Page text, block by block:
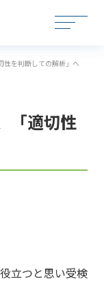
性を判断しての解析」へ
「適切性
立つと思い受検